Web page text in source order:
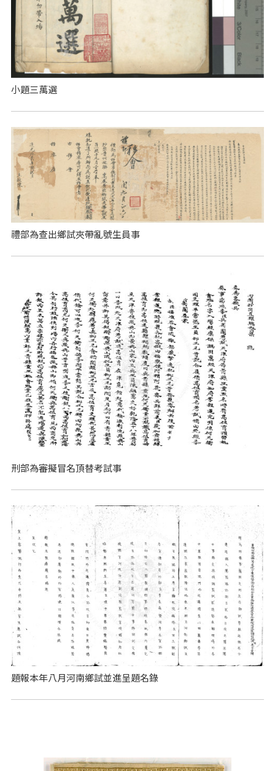
小題三萬選
禮部為查出鄉試夾帶亂號生員事
刑部為審擬冒名頂替考試事
題報本年八月河南鄉試並進呈題名錄